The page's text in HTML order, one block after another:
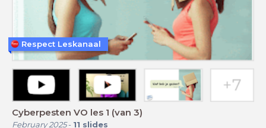
Cyberpesten VO les 1 (van 3)
February 2025- 11 slides
Respect Leskanaal